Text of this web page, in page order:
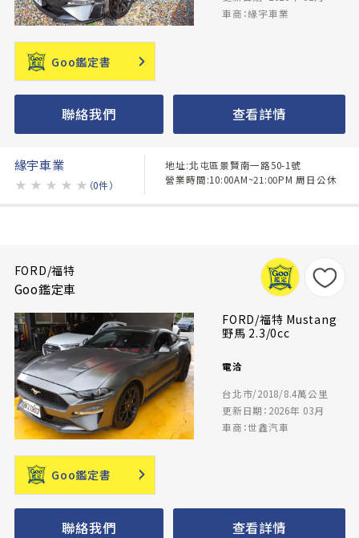
車商：緣宇車業
Goo鑑定書
聯絡我們 查看詳情
緣宇車業
★ ★ ★ ★ ★ （0件）
地址:北屯區景賢南一路50-1號
營業時間:10:00AM~21:00PM 周日公休
FORD/福特
Goo鑑定車
FORD/福特 Mustang
野馬 2.3/0cc
電洽
台北市/2018/8.4萬公里
更新日期：2026年 03月
車商：世鑫汽車
Goo鑑定書
聯絡我們 查看詳情